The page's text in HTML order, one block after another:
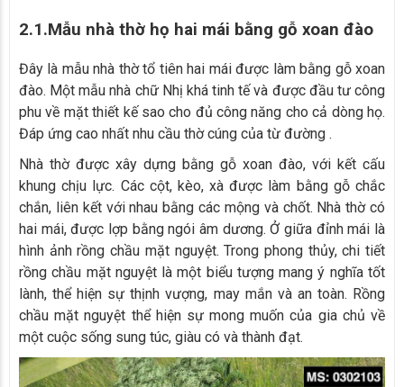
2.1.Mẫu nhà thờ họ hai mái bằng gỗ xoan đào
Đây là mẫu nhà thờ tổ tiên hai mái được làm bằng gỗ xoan
đào. Một mẫu nhà chữ Nhị khá tinh tế và được đầu tư công
phu về mặt thiết kế sao cho đủ công năng cho cả dòng họ.
Đáp ứng cao nhất nhu cầu thờ cúng của từ đường .
Nhà thờ được xây dựng bằng gỗ xoan đào, với kết cấu
khung chịu lực. Các cột, kèo, xà được làm bằng gỗ chắc
chắn, liên kết với nhau bằng các mộng và chốt. Nhà thờ có
hai mái, được lợp bằng ngói âm dương. Ở giữa đỉnh mái là
hình ảnh rồng chầu mặt nguyệt. Trong phong thủy, chi tiết
rồng chầu mặt nguyệt là một biểu tượng mang ý nghĩa tốt
lành, thể hiện sự thịnh vượng, may mắn và an toàn. Rồng
chầu mặt nguyệt thể hiện sự mong muốn của gia chủ về
một cuộc sống sung túc, giàu có và thành đạt.